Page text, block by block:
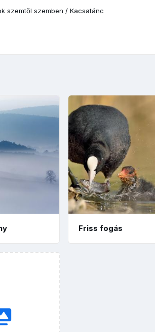
szemtől szemben / Kacsatánc
Friss fogás